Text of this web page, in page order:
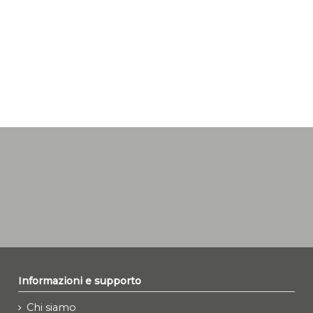
Informazioni e supporto
Chi siamo